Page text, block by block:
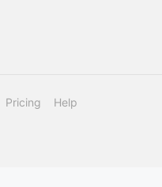
Pricing Help